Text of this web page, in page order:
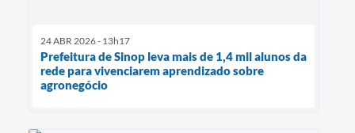
24 ABR 2026 - 13h17
Prefeitura de Sinop leva mais de 1,4 mil alunos da
rede para vivenciarem aprendizado sobre
agronegócio